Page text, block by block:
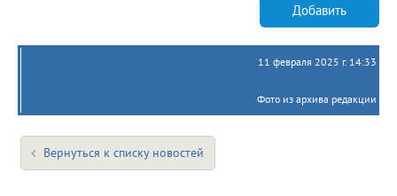
Добавить
11 февраля 2025 г. 14:33
Фото из архива редакции
Вернуться к списку новостей